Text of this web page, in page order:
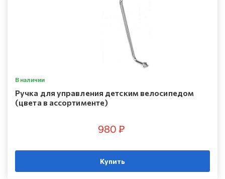
В наличии
Ручка для управления детским велосипедом
(цвета в ассортименте)
980 ₽
Купить